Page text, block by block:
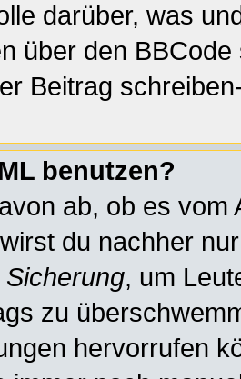
darüber, was
über den
Beitrag
benutzen?
ab, ob es
du nachher
Sicherung, um
zu
hervorrufen